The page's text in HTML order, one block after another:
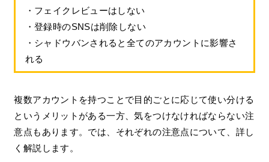
・フェイクレビューはしない
・登録時のSNSは削除しない
・シャドウバンされると全てのアカウントに影響さ
れる
複数アカウントを持つことで目的ごとに応じて使い分ける
というメリットがある一方、気をつけなければならない注
意点もあります。では、それぞれの注意点について、詳し
く解説します。